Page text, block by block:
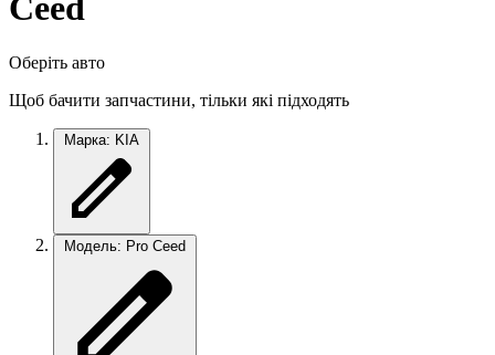
Ceed
Оберіть авто
Щоб бачити запчастини, тільки які підходять
Марка: KIA
Модель: Pro Ceed